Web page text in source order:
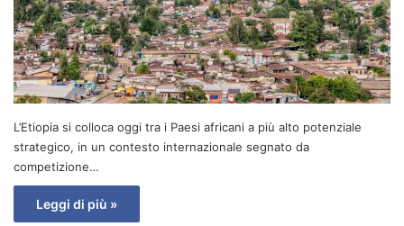
L’Etiopia si colloca oggi tra i Paesi africani a più alto potenziale
strategico, in un contesto internazionale segnato da
competizione…
Leggi di più »